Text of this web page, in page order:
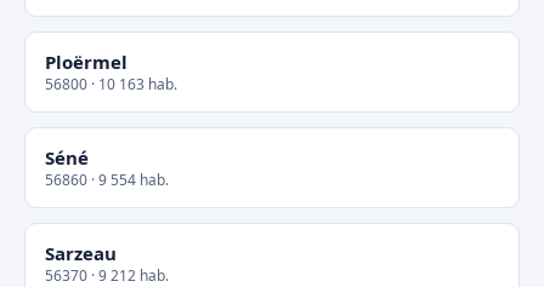
Ploërmel
56800 · 10 163 hab.
Séné
56860 · 9 554 hab.
Sarzeau
56370 · 9 212 hab.